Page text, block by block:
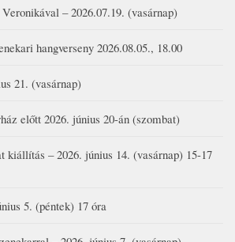
– 2026.07.19. (vasárnap)
hangverseny 2026.08.05., 18.00
21. (vasárnap)
előtt 2026. június 20-án (szombat)
kiállítás – 2026. június 14. (vasárnap) 15-17
5. (péntek) 17 óra